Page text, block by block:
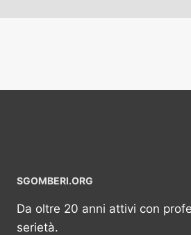
SGOMBERI.ORG
Da oltre 20 anni attivi con
serietà.